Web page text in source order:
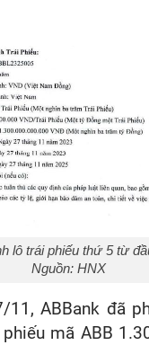
lô trái phiếu thứ 5 từ
Nguồn: HNX
11, ABBank đã
mã ABB